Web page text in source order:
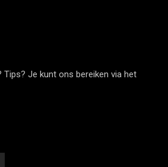
Tips? Je kunt ons bereiken via het